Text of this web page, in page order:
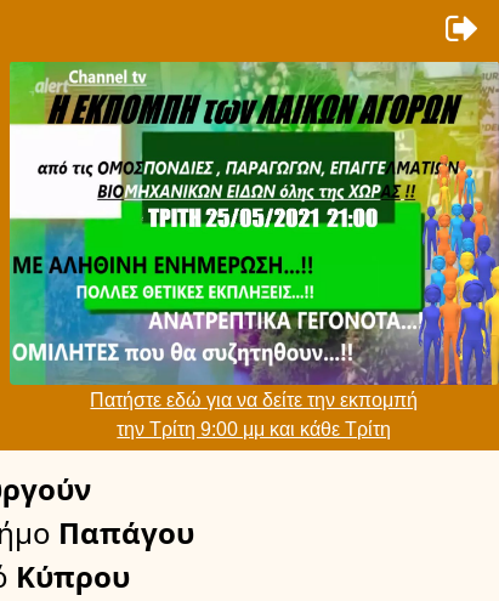
Πατήστε εδώ για να δείτε την εκπομπή
την Τρίτη 9:00 μμ και κάθε Τρίτη
Παπάγου
Κύπρου